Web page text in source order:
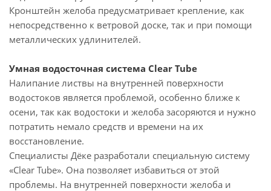
Кронштейн желоба предусматривает крепление, как
непосредственно к ветровой доске, так и при помощи
металлических удлинителей.
Умная водосточная система Clear Tube
Налипание листвы на внутренней поверхности
водостоков является проблемой, особенно ближе к
осени, так как водостоки и желоба засоряются и нужно
потратить немало средств и времени на их
восстановление.
Специалисты Дёке разработали специальную систему
«Clear Tube». Она позволяет избавиться от этой
проблемы. На внутренней поверхности желоба и